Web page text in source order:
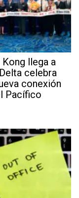
Kong llega a
celebra
conexión
Pacífico